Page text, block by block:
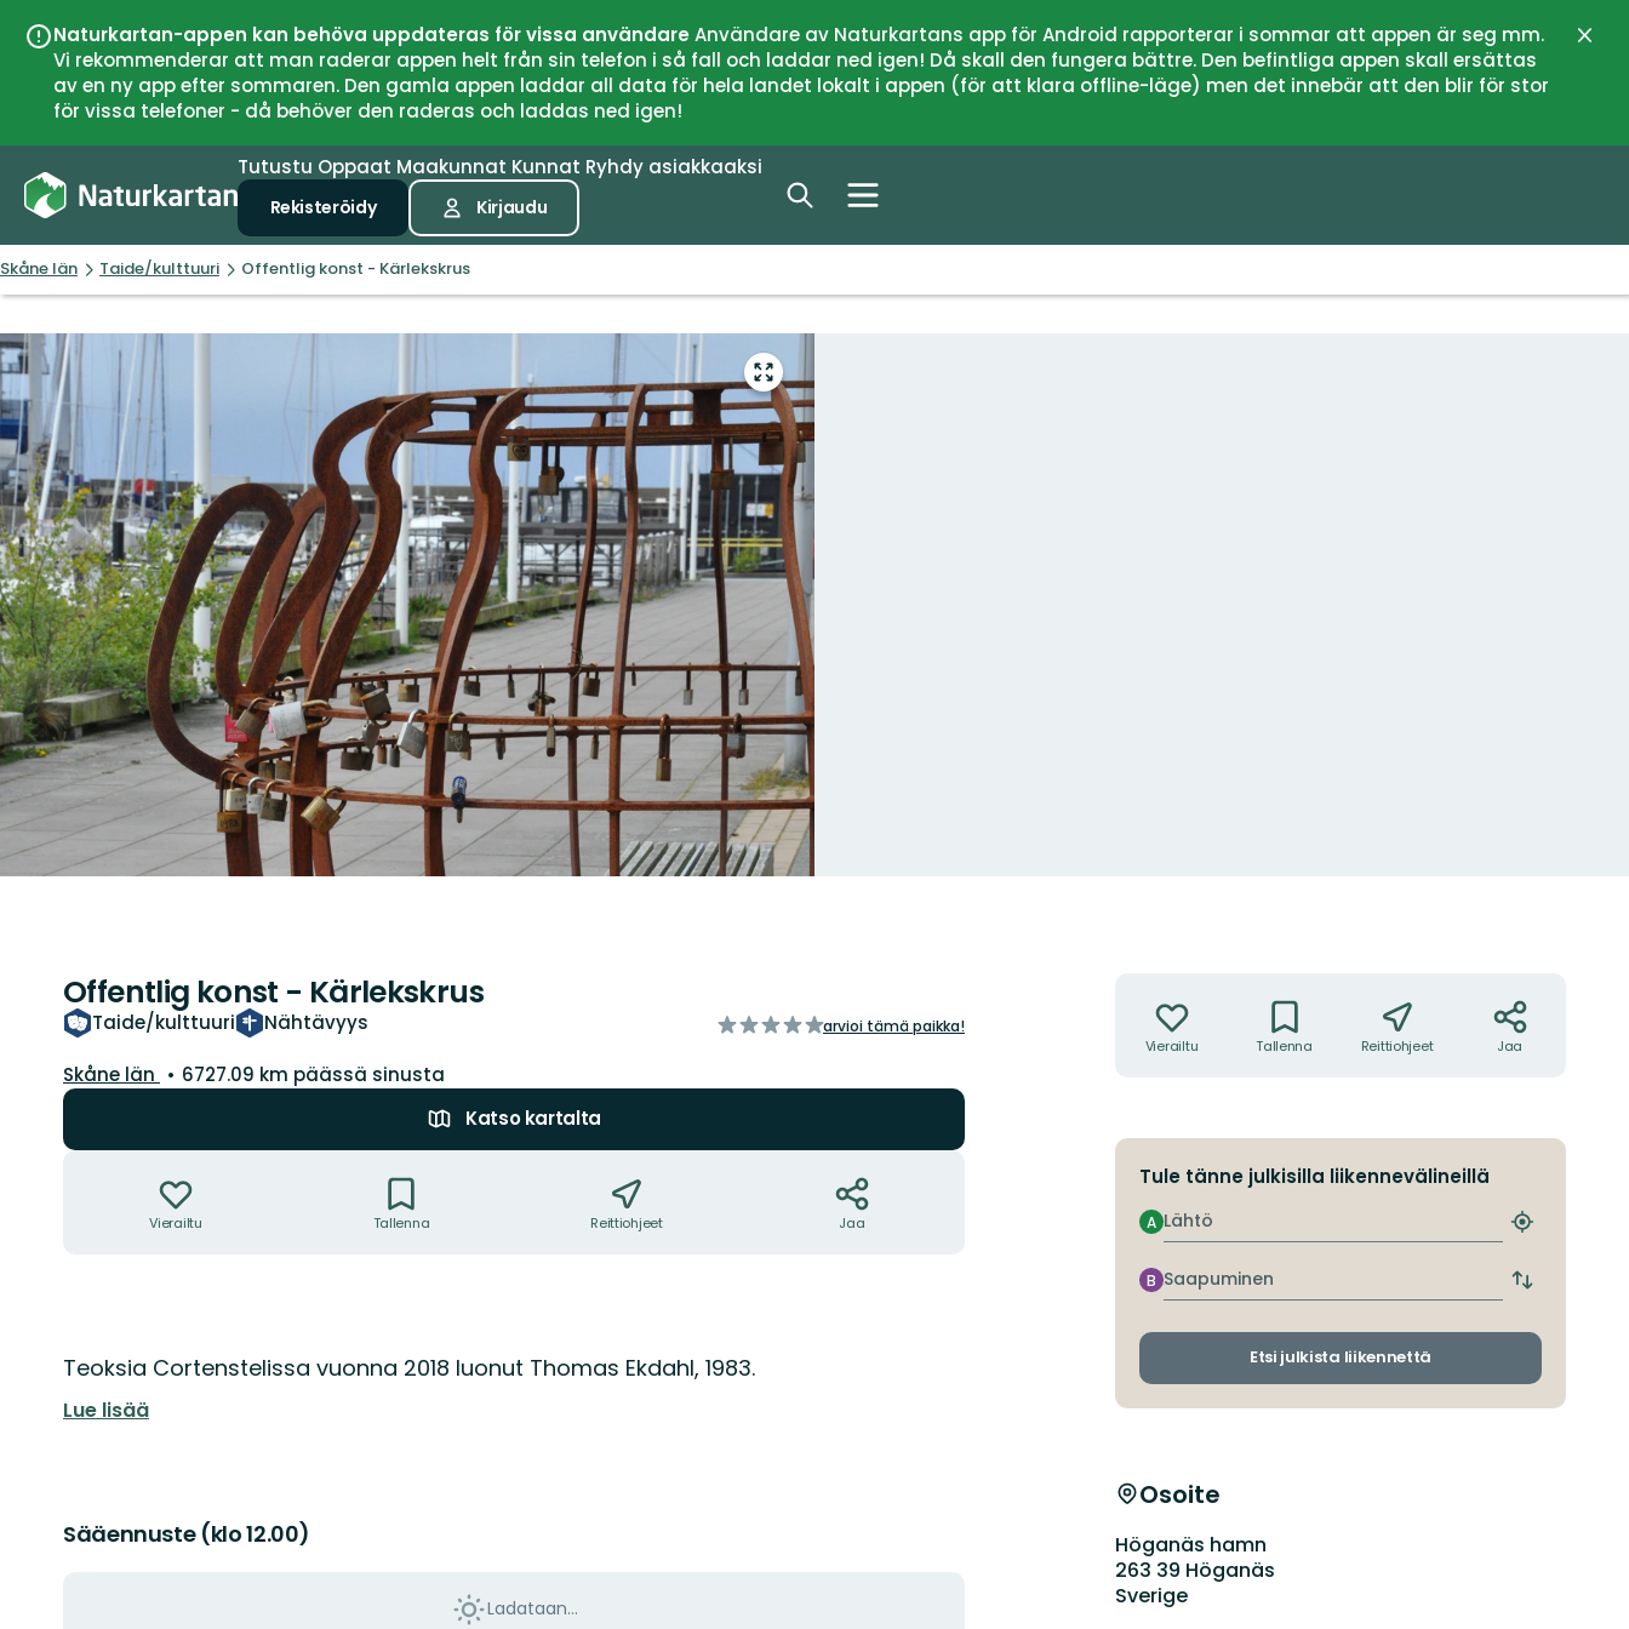
Naturkartan-appen kan behöva uppdateras för vissa användareAnvändare av Naturkartans app för Android rapporterar i sommar att appen är seg mm.
Vi rekommenderar att man raderar appen helt från sin telefon i så fall och laddar ned igen! Då skall den fungera bättre. Den befintliga appen skall ersättas
av en ny app efter sommaren. Den gamla appen laddar all data för hela landet lokalt i appen (för att klara offline-läge) men det innebär att den blir för stor
för vissa telefoner - då behöver den raderas och laddas ned igen!
Sulje
Tutustu Oppaat Maakunnat Kunnat Ryhdy asiakkaaksi
Rekisteröidy Kirjaudu
Skåne län Taide/kulttuuri Offentlig konst - Kärlekskrus
Siirry
koko
näytön
alueelle
Offentlig konst - Kärlekskrus
Taide/kulttuuri Nähtävyys
/5
arvioi tämä paikka!
Kunta:
Skåne län
6727.09 km päässä sinusta
Katso kartalta
Vierailtu Tallenna Reittiohjeet Jaa
Kuvaus
Teoksia Cortenstelissa vuonna 2018 luonut Thomas Ekdahl, 1983.
Lue lisää
Sääennuste (klo 12.00)
Ladataan…
Vierailtu Tallenna Reittiohjeet Jaa
Tule tänne julkisilla liikennevälineillä
Lähtö
A
Etsi
pysäkki
Saapuminen
B
Vaihda
ja
Etsi julkista liikennettä
Osoite
Höganäs hamn
263 39 Höganäs
Sverige